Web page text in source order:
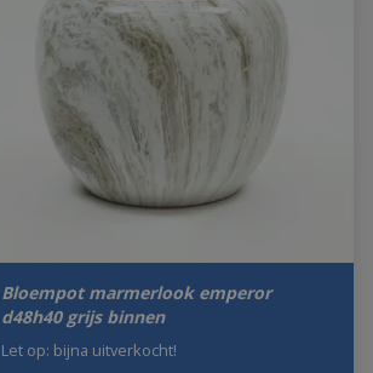
Bloempot marmerlook emperor
d48h40 grijs binnen
Let op: bijna uitverkocht!